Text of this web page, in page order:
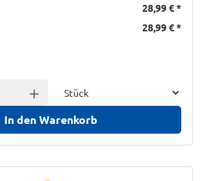
28,99 €*
28,99 €*
Anzahl erhöhen
In den Warenkorb